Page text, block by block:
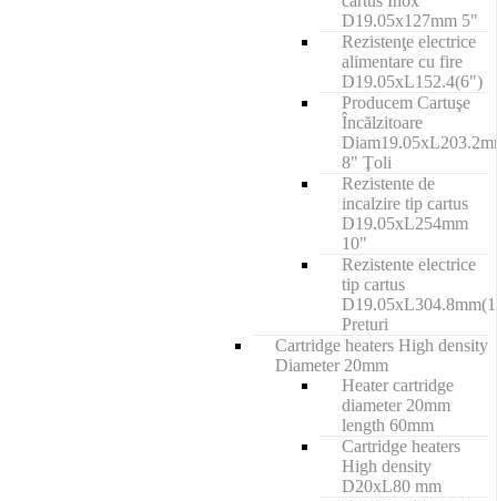
D19.05x127mm 5"
Rezistenţe electrice
alimentare cu fire
D19.05xL152.4(6")
Producem Cartuşe
Încălzitoare
8" Ţoli
Rezistente de
incalzire tip cartus
D19.05xL254mm
10"
Rezistente electrice
tip cartus
Preturi
Cartridge heaters High density
Diameter 20mm
Heater cartridge
diameter 20mm
length 60mm
Cartridge heaters
High density
D20xL80 mm